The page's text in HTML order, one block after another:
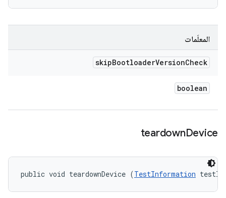
المعلَمات
skipBootloaderVersionCheck
boolean
teardownDevice
public void teardownDevice (TestInformation